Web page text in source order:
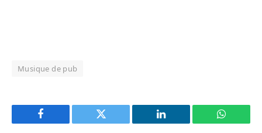
Musique de pub
Facebook Twitter LinkedIn